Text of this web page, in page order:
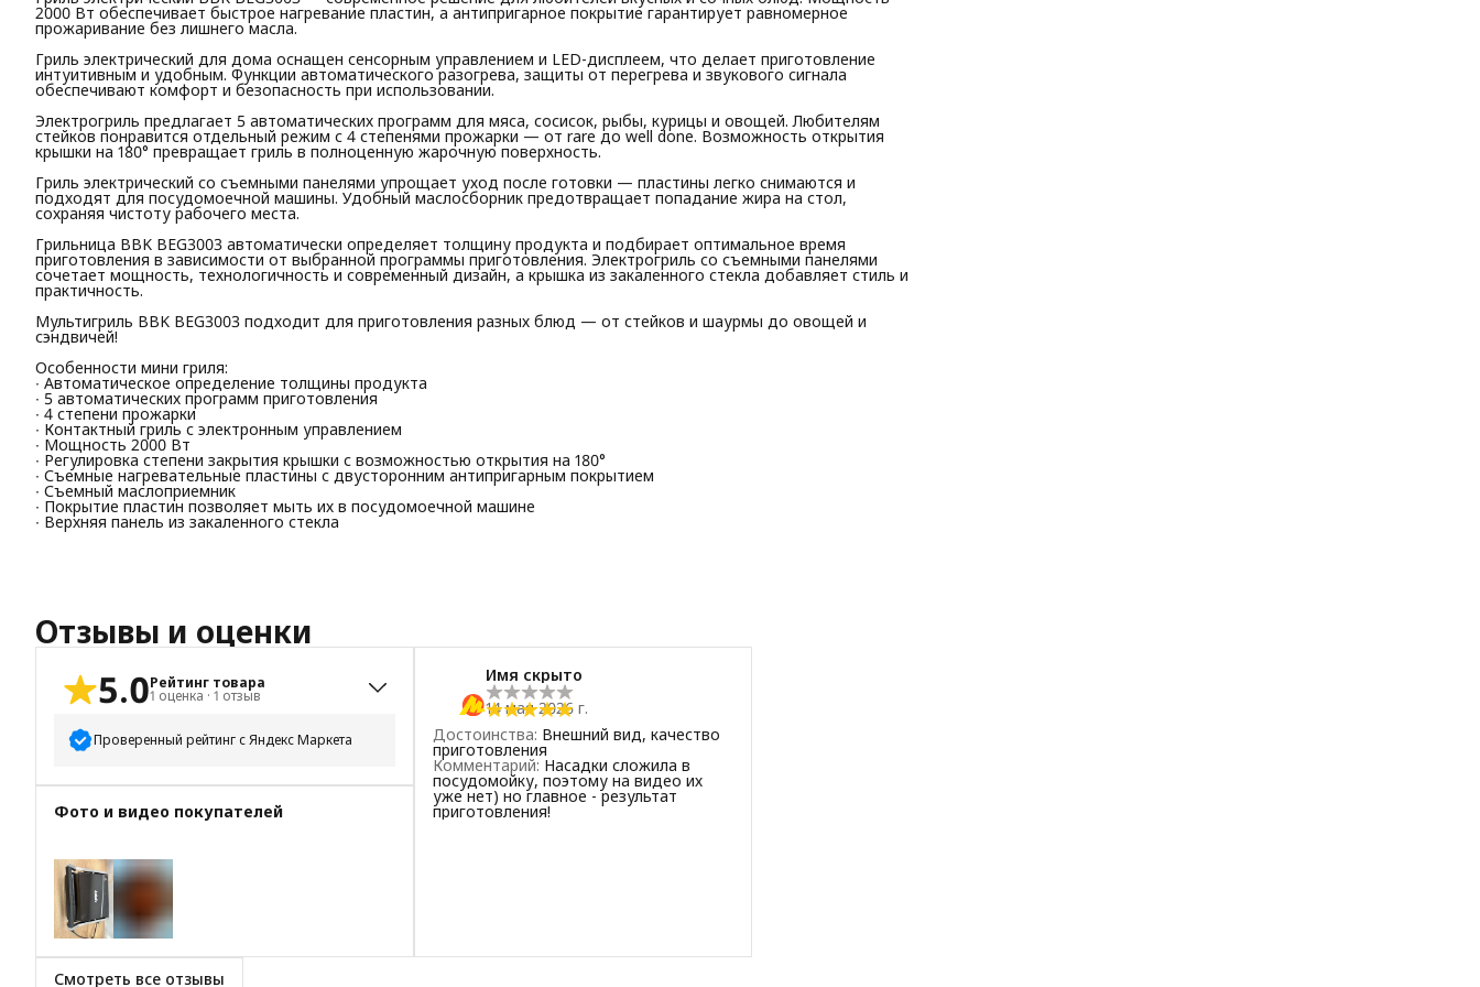
∙ Верхняя панель из закаленного стекла
2000 Вт обеспечивает быстрое нагревание пластин, а антипригарное покрытие гарантирует равномерное
прожаривание без лишнего масла.
Гриль электрический для дома оснащен сенсорным управлением и LED-дисплеем, что делает приготовление
интуитивным и удобным. Функции автоматического разогрева, защиты от перегрева и звукового сигнала
обеспечивают комфорт и безопасность при использовании.
Электрогриль предлагает 5 автоматических программ для мяса, сосисок, рыбы, курицы и овощей. Любителям
стейков понравится отдельный режим с 4 степенями прожарки — от rare до well done. Возможность открытия
крышки на 180° превращает гриль в полноценную жарочную поверхность.
Гриль электрический со съемными панелями упрощает уход после готовки — пластины легко снимаются и
подходят для посудомоечной машины. Удобный маслосборник предотвращает попадание жира на стол,
сохраняя чистоту рабочего места.
Грильница BBK BEG3003 автоматически определяет толщину продукта и подбирает оптимальное время
приготовления в зависимости от выбранной программы приготовления. Электрогриль со съемными панелями
сочетает мощность, технологичность и современный дизайн, а крышка из закаленного стекла добавляет стиль и
практичность.
Мультигриль BBK BEG3003 подходит для приготовления разных блюд — от стейков и шаурмы до овощей и
сэндвичей!
Особенности мини гриля:
∙ Автоматическое определение толщины продукта
∙ 5 автоматических программ приготовления
∙ 4 степени прожарки
∙ Контактный гриль с электронным управлением
∙ Мощность 2000 Вт
∙ Регулировка степени закрытия крышки с возможностью открытия на 180°
∙ Съемные нагревательные пластины с двусторонним антипригарным покрытием
∙ Съемный маслоприемник
∙ Покрытие пластин позволяет мыть их в посудомоечной машине
∙ Верхняя панель из закаленного стекла
Отзывы и оценки
5.0Рейтинг товара
1 оценка · 1 отзыв
Проверенный рейтинг с Яндекс Маркета
5 звёзд
1
4 звезды
2 звезды
звезда
Фото и видео покупателей
Имя скрыто
14 мая 2026 г.
Достоинства: Внешний вид, качество
приготовления
Комментарий: Насадки сложила в
посудомойку, поэтому на видео их
уже нет) но главное - результат
приготовления!
Смотреть все отзывы